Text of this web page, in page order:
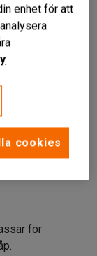
produkter
för
enhet för att
cookies